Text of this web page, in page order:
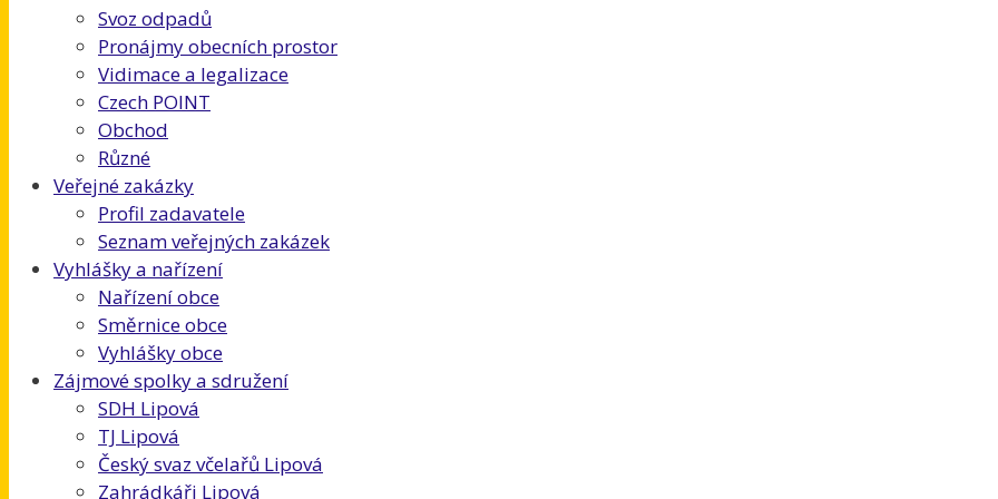
Svoz odpadů
Pronájmy obecních prostor
Vidimace a legalizace
Czech POINT
Obchod
Různé
Veřejné zakázky
Profil zadavatele
Seznam veřejných zakázek
Vyhlášky a nařízení
Nařízení obce
Směrnice obce
Vyhlášky obce
Zájmové spolky a sdružení
SDH Lipová
TJ Lipová
Český svaz včelařů Lipová
Zahrádkáři Lipová